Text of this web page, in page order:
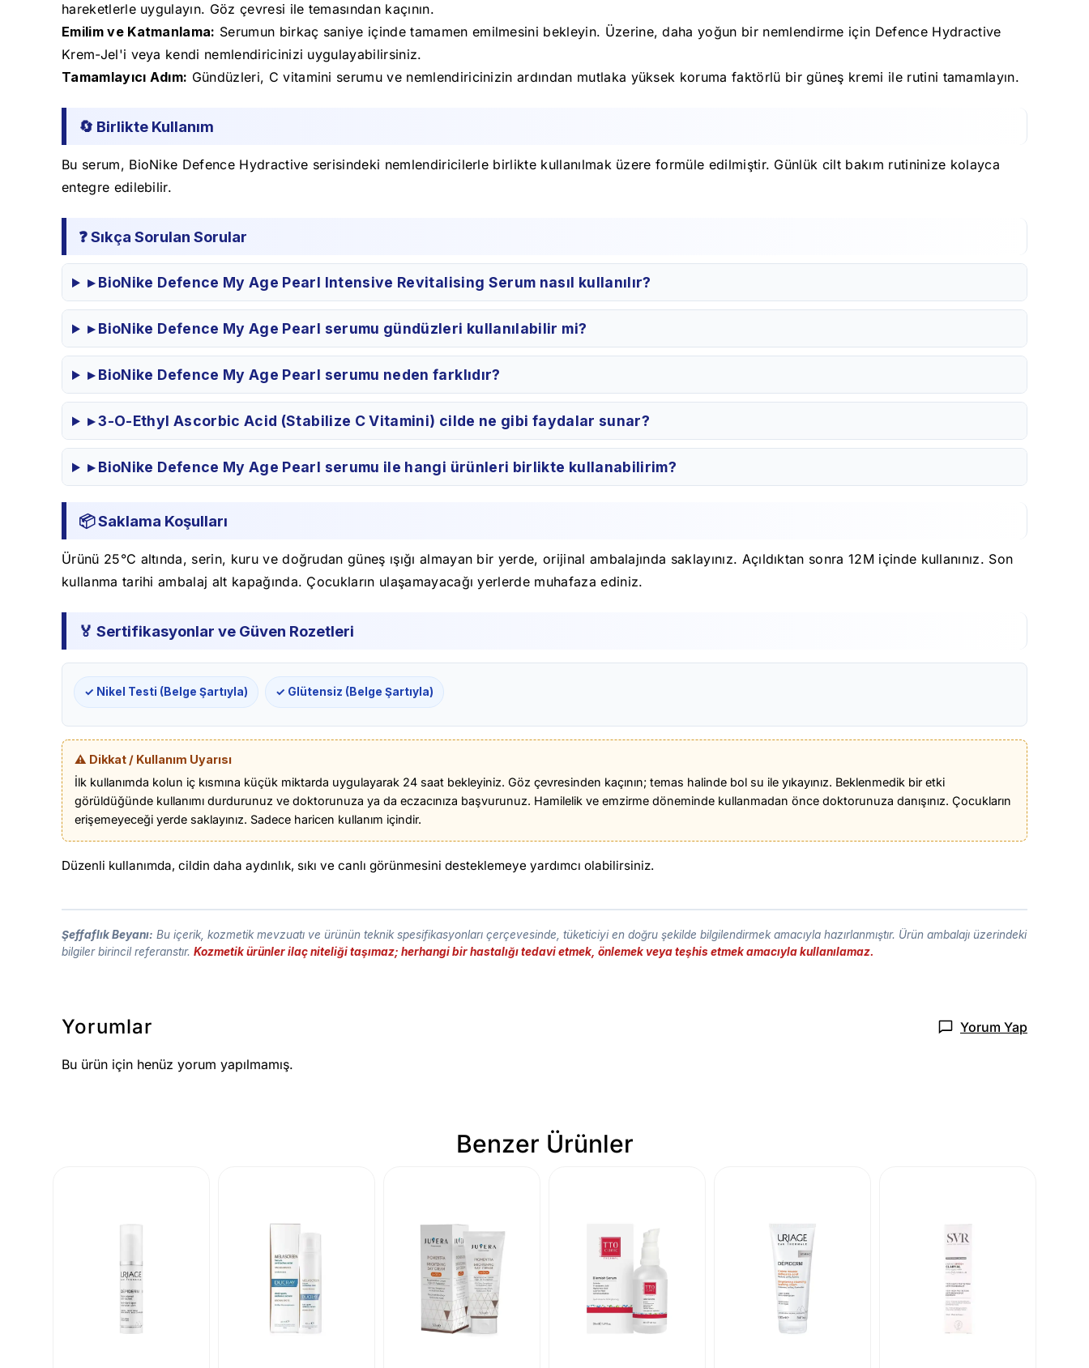
hareketlerle uygulayın. Göz çevresi ile temasından kaçının.
Emilim ve Katmanlama: Serumun birkaç saniye içinde tamamen emilmesini bekleyin. Üzerine, daha yoğun bir nemlendirme için Defence Hydractive
Krem-Jel'i veya kendi nemlendiricinizi uygulayabilirsiniz.
Tamamlayıcı Adım: Gündüzleri, C vitamini serumu ve nemlendiricinizin ardından mutlaka yüksek koruma faktörlü bir güneş kremi ile rutini tamamlayın.
🔄 Birlikte Kullanım
Bu serum, BioNike Defence Hydractive serisindeki nemlendiricilerle birlikte kullanılmak üzere formüle edilmiştir. Günlük cilt bakım rutininize kolayca
entegre edilebilir.
❓ Sıkça Sorulan Sorular
▸ BioNike Defence My Age Pearl Intensive Revitalising Serum nasıl kullanılır?
▸ BioNike Defence My Age Pearl serumu gündüzleri kullanılabilir mi?
▸ BioNike Defence My Age Pearl serumu neden farklıdır?
▸ 3-O-Ethyl Ascorbic Acid (Stabilize C Vitamini) cilde ne gibi faydalar sunar?
▸ BioNike Defence My Age Pearl serumu ile hangi ürünleri birlikte kullanabilirim?
📦 Saklama Koşulları
Ürünü 25°C altında, serin, kuru ve doğrudan güneş ışığı almayan bir yerde, orijinal ambalajında saklayınız. Açıldıktan sonra 12M içinde kullanınız. Son
kullanma tarihi ambalaj alt kapağında. Çocukların ulaşamayacağı yerlerde muhafaza ediniz.
🏅 Sertifikasyonlar ve Güven Rozetleri
✓ Nikel Testi (Belge Şartıyla) ✓ Glütensiz (Belge Şartıyla)
⚠️ Dikkat / Kullanım Uyarısı
İlk kullanımda kolun iç kısmına küçük miktarda uygulayarak 24 saat bekleyiniz. Göz çevresinden kaçının; temas halinde bol su ile yıkayınız. Beklenmedik bir etki
görüldüğünde kullanımı durdurunuz ve doktorunuza ya da eczacınıza başvurunuz. Hamilelik ve emzirme döneminde kullanmadan önce doktorunuza danışınız. Çocukların
erişemeyeceği yerde saklayınız. Sadece haricen kullanım içindir.
Düzenli kullanımda, cildin daha aydınlık, sıkı ve canlı görünmesini desteklemeye yardımcı olabilirsiniz.
Şeffaflık Beyanı: Bu içerik, kozmetik mevzuatı ve ürünün teknik spesifikasyonları çerçevesinde, tüketiciyi en doğru şekilde bilgilendirmek amacıyla hazırlanmıştır. Ürün ambalajı üzerindeki
bilgiler birincil referanstır. Kozmetik ürünler ilaç niteliği taşımaz; herhangi bir hastalığı tedavi etmek, önlemek veya teşhis etmek amacıyla kullanılamaz.
Yorumlar Yorum Yap
Bu ürün için henüz yorum yapılmamış.
Benzer Ürünler